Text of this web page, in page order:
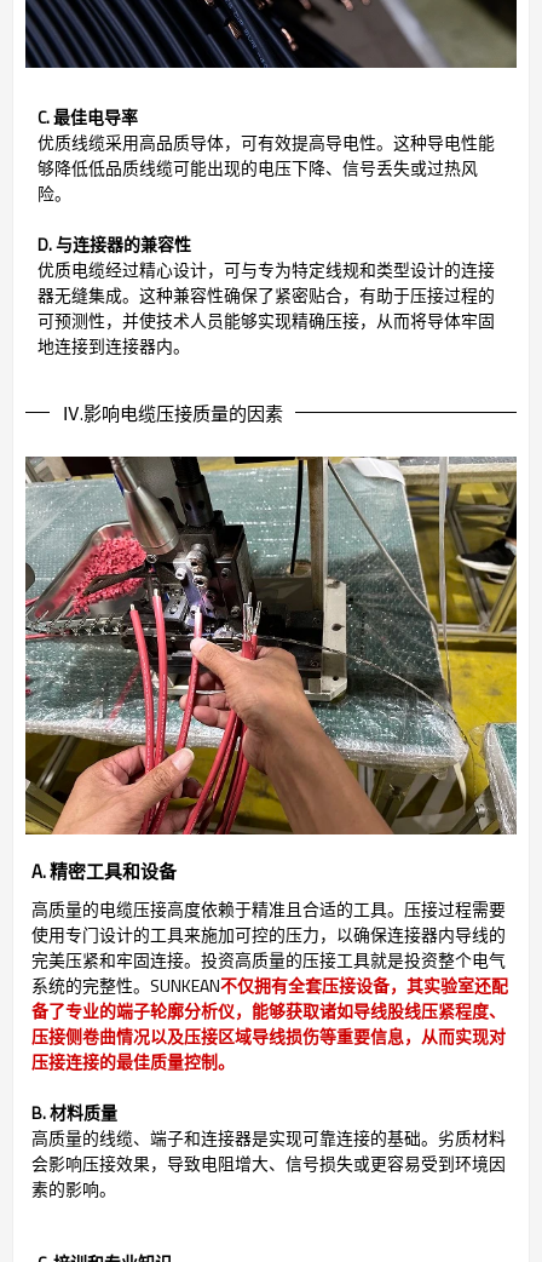
C. 最佳电导率
优质线缆采用高品质导体，可有效提高导电性。这种导电性能
够降低低品质线缆可能出现的电压下降、信号丢失或过热风
险。
D. 与连接器的兼容性
优质电缆经过精心设计，可与专为特定线规和类型设计的连接
器无缝集成。这种兼容性确保了紧密贴合，有助于压接过程的
可预测性，并使技术人员能够实现精确压接，从而将导体牢固
地连接到连接器内。
Ⅳ.影响电缆压接质量的因素
A. 精密工具和设备
高质量的电缆压接高度依赖于精准且合适的工具。压接过程需要
使用专门设计的工具来施加可控的压力，以确保连接器内导线的
完美压紧和牢固连接。投资高质量的压接工具就是投资整个电气
系统的完整性。SUNKEAN不仅拥有全套压接设备，其实验室还配
备了专业的端子轮廓分析仪，能够获取诸如导线股线压紧程度、
压接侧卷曲情况以及压接区域导线损伤等重要信息，从而实现对
压接连接的最佳质量控制。
B. 材料质量
高质量的线缆、端子和连接器是实现可靠连接的基础。劣质材料
会影响压接效果，导致电阻增大、信号损失或更容易受到环境因
素的影响。